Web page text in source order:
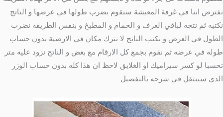
نفترض اننا في غرفة المعيشة سنقوم بضرب طولها في عرضها و الناتج
نكتبه ثم نتجه لباقي الغرف و الحمام و المطبخ و بنفس الطريقة نضرب
الطول في العرض و نكتب الناتج لا نترك مكان في الارضية بدون حساب
طوله في عرضه ثم نقوم بجمع كل الارقام مع بعض و الناتج نزود عليه متر
تحسبا لو كسر سيراميك او الغلايق لاحظ ان هذا كله بدون حساب الوزر
الذي سننتقل في شرحه بالتفصيل